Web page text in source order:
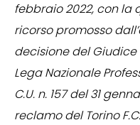
febbraio 2022, con la
ricorso promosso
decisione del Giudice
Lega Nazionale
C.U. n. 157 del 31
reclamo del Torino